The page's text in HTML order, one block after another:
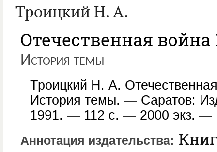
Троицкий Н. А.
Отечественная война
История темы
Троицкий Н. А.
История темы. — Саратов:
1991. — 112 с. — 2000 экз. —
Аннотация издательства